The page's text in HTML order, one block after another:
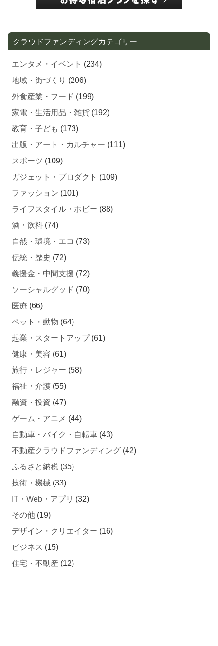
クラウドファンディングカテゴリー
エンタメ・イベント (234)
地域・街づくり (206)
外食産業・フード (199)
家電・生活用品・雑貨 (192)
教育・子ども (173)
出版・アート・カルチャー (111)
スポーツ (109)
ガジェット・プロダクト (109)
ファッション (101)
ライフスタイル・ホビー (88)
酒・飲料 (74)
自然・環境・エコ (73)
伝統・歴史 (72)
義援金・中間支援 (72)
ソーシャルグッド (70)
医療 (66)
ペット・動物 (64)
起業・スタートアップ(61)
健康・美容 (61)
旅行・レジャー (58)
福祉・介護 (55)
融資・投資 (47)
ゲーム・アニメ (44)
自動車・バイク・自転車 (43)
不動産クラウドファンディング (42)
ふるさと納税 (35)
技術・機械 (33)
IT・Web・アプリ (32)
その他 (19)
デザイン・クリエイター (16)
ビジネス (15)
住宅・不動産 (12)